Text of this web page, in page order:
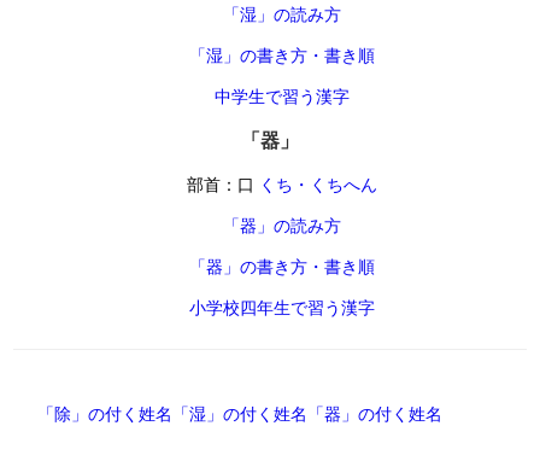
「湿」の読み方
「湿」の書き方・書き順
中学生で習う漢字
「器」
部首：口 くち・くちへん
「器」の読み方
「器」の書き方・書き順
小学校四年生で習う漢字
「除」の付く姓名 「湿」の付く姓名 「器」の付く姓名